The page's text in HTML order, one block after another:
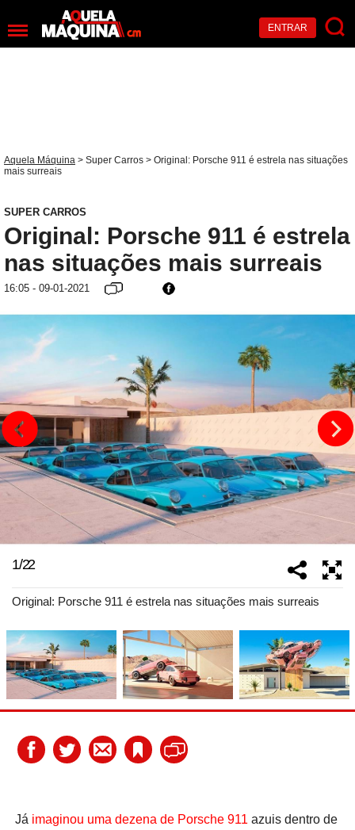
ENTRAR
Aquela Máquina > Super Carros > Original: Porsche 911 é estrela nas situações
mais surreais
SUPER CARROS
Original: Porsche 911 é estrela
nas situações mais surreais
16:05 - 09-01-2021
1/22
Original: Porsche 911 é estrela nas situações mais surreais
Já imaginou uma dezena de Porsche 911 azuis dentro de